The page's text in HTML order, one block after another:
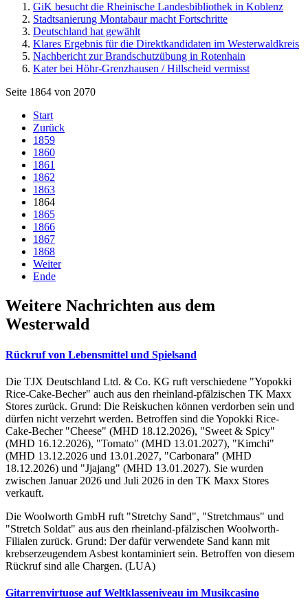
GiK besucht die Rheinische Landesbibliothek in Koblenz
Stadtsanierung Montabaur macht Fortschritte
Deutschland hat gewählt
Klares Ergebnis für die Direktkandidaten im Westerwaldkreis
Nachbericht zur Brandschutzübung in Rotenhain
Kater bei Höhr-Grenzhausen / Hillscheid vermisst
Seite 1864 von 2070
Start
Zurück
1859
1860
1861
1862
1863
1864
1865
1866
1867
1868
Weiter
Ende
Weitere Nachrichten aus dem
Westerwald
Rückruf von Lebensmittel und Spielsand
Die TJX Deutschland Ltd. & Co. KG ruft verschiedene "Yopokki
Rice-Cake-Becher" auch aus den rheinland-pfälzischen TK Maxx
Stores zurück. Grund: Die Reiskuchen können verdorben sein und
dürfen nicht verzehrt werden. Betroffen sind die Yopokki Rice-
Cake-Becher "Cheese" (MHD 18.12.2026), "Sweet & Spicy"
(MHD 16.12.2026), "Tomato" (MHD 13.01.2027), "Kimchi"
(MHD 13.12.2026 und 13.01.2027, "Carbonara" (MHD
18.12.2026) und "Jjajang" (MHD 13.01.2027). Sie wurden
zwischen Januar 2026 und Juli 2026 in den TK Maxx Stores
verkauft.
Die Woolworth GmbH ruft "Stretchy Sand", "Stretchmaus" und
"Stretch Soldat" aus aus den rheinland-pfälzischen Woolworth-
Filialen zurück. Grund: Der dafür verwendete Sand kann mit
krebserzeugendem Asbest kontaminiert sein. Betroffen von diesem
Rückruf sind alle Chargen. (LUA)
Gitarrenvirtuose auf Weltklasseniveau im Musikcasino